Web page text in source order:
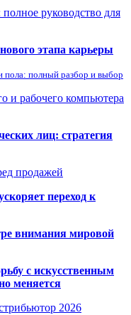
руководство для
этапа карьеры
пола: полный разбор и выбор
и рабочего компьютера
лиц: стратегия
продажей
переход к
внимания мировой
с искусственным
меняется
2026